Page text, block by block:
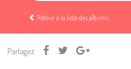
Retour à la liste des albums
Partagez